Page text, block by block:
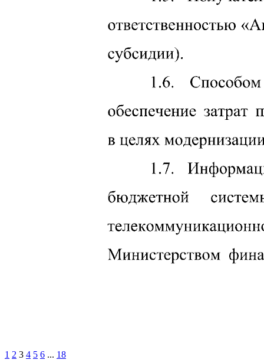
1 2 3 4 5 6 ... 18